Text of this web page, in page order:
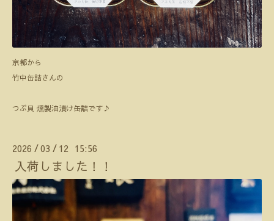
京都から
竹中缶詰さんの
つぶ貝 燻製油漬け缶詰です♪
2026 /03 / 12 15:56
入荷しました！！